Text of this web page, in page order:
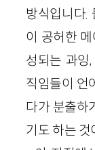
방식입니다.
이 공허한
성되는 과잉
직임들이 언
다가 분출하
기도 하는 것